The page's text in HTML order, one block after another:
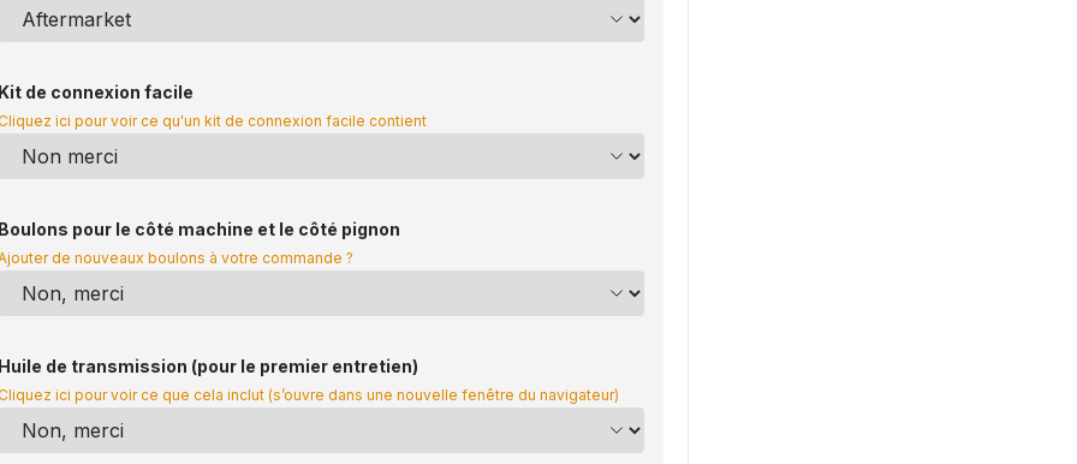
Kit de connexion facile
ici pour voir ce qu'un kit de connexion facile contient
Boulons pour le côté machine et le côté pignon
de nouveaux boulons à votre commande ?
Huile de transmission (pour le premier entretien)
ici pour voir ce que cela inclut (s’ouvre dans une nouvelle fenêtre du navigateur)